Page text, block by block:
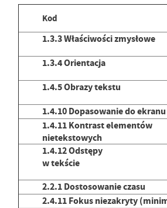
Kod
1.3.3 Właściwości zmysłowe
1.3.4 Orientacja
1.4.5 Obrazy tekstu
1.4.10 Dopasowanie do ekranu
1.4.11 Kontrast elementów
nietekstowych
1.4.12 Odstępy
w tekście
2.2.1 Dostosowanie czasu
2.4.11 Fokus niezakryty